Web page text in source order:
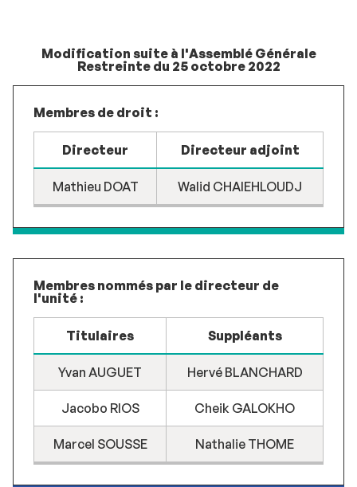
Modification suite à l'Assemblé Générale
Restreinte du 25 octobre 2022
Membres de droit :
Directeur Directeur adjoint
Mathieu DOAT Walid CHAIEHLOUDJ
Membres nommés par le directeur de
l'unité :
Titulaires Suppléants
Yvan AUGUET Hervé BLANCHARD
Jacobo RIOS Cheik GALOKHO
Marcel SOUSSE Nathalie THOME